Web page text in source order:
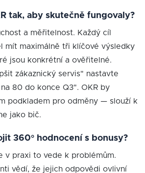
tak, aby skutečně fungovaly?
a měřitelnost. Každý cíl
mít maximálně tři klíčové výsledky
jsou konkrétní a ověřitelné.
zákaznický servis" nastavte
80 do konce Q3". OKR by
podkladem pro odměny — slouží k
jako bič.
360° hodnocení s bonusy?
v praxi to vede k problémům.
vědí, že jejich odpovědi ovlivní